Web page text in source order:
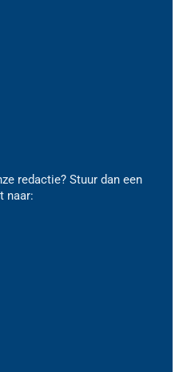
redactie? Stuur dan een
naar: